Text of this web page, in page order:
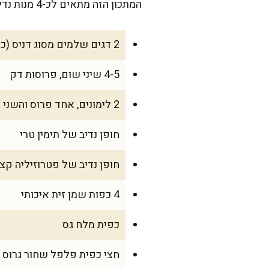
המתכון הזה מתאים לכ-4 מנות נדיבות, אבל אפשר להוסיף עוד דגים אם מתכננים אירוח חגיגי.
2 דגים שלמים מסוג דניס (כ-600 גרם כל אחד), נקיים מקשקשים ומעיים
4-5 שיני שום, פרוסות דק
2 לימונים, אחד פרוס והשני סחוט
חופן נדיב של תימין טרי
חופן נדיב של פטרוזיליה
4 כפות שמן זית איכותי
כפית מלח גס
חצי כפית פלפל שחור גרוס